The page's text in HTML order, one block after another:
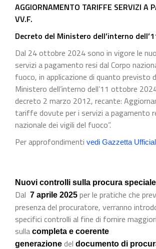
AGGIORNAMENTO TARIFFE SERVIZI A
VV.F.
Decreto del Ministero dell’interno
Dal 24 ottobre 2024 sono in vigore le
servizi a pagamento resi dal Corpo
fuoco, in applicazione di quanto previsto
Ministero dell’interno dell’11 ottobre
decreto 2 marzo 2012, recante:
tariffe dovute per i servizi a pagamento
nazionale dei vigili del fuoco”.
Per approfondimenti vedi Gazzetta
Nuovi controlli sulla procura speciale
Dal 7 aprile 2025 per le pratiche che
presenza del procuratore, verranno
specifici controlli al fine di fornire
sulla completa e coerente
generazione del documento di